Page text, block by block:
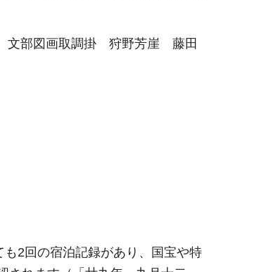
2回の宿泊記録があり、国宝や特